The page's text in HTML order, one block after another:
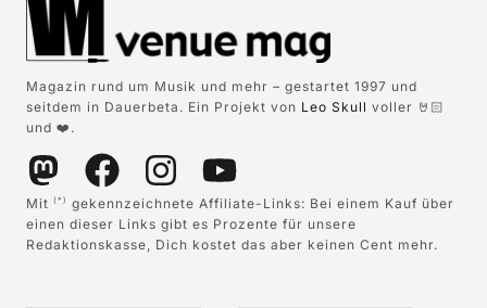
Magazin rund um Musik und mehr – gestartet 1997 und
seitdem in Dauerbeta. Ein Projekt von Leo Skull voller 🤘🏻
und ❤️.
Mit (*)
gekennzeichnete Affiliate-Links: Bei einem Kauf über
einen dieser Links gibt es Prozente für unsere
Redaktionskasse, Dich kostet das aber keinen Cent mehr.